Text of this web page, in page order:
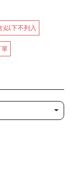
)以下不列入
單